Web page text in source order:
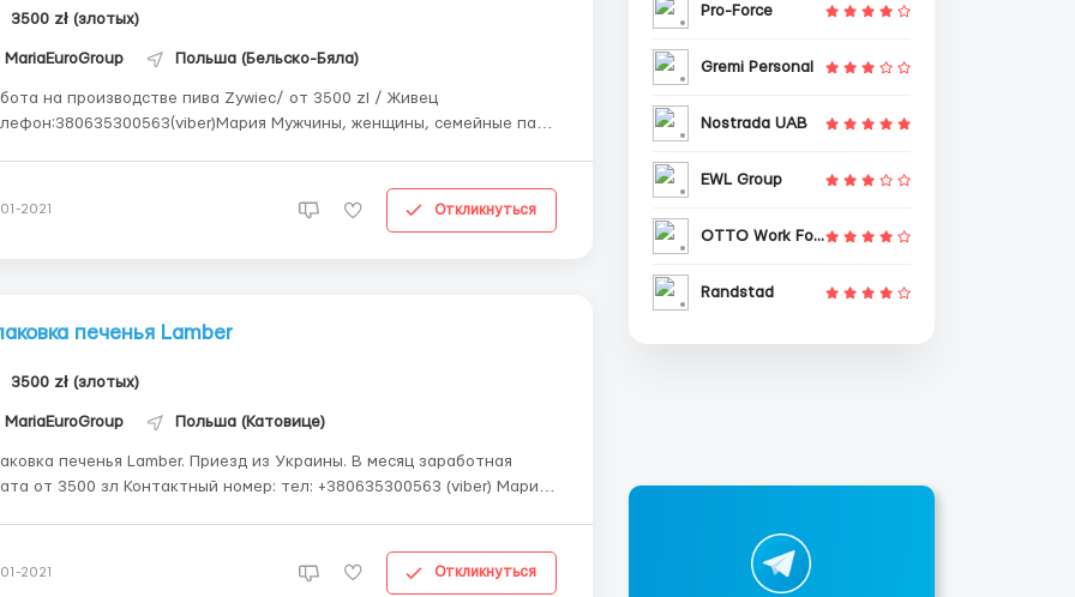
3500 zł (злотых)
MariaEuroGroup Польша (Бельско-Бяла)
на производстве пива Zywiec/ от 3500 zl / Живец
Мужчины, женщины, семейные пары
2021 Откликнуться
печенья Lamber
3500 zł (злотых)
MariaEuroGroup Польша (Катовице)
печенья Lamber. Приезд из Украины. В месяц заработная
зл Контактный номер: тел: +380635300563 (viber) Мария
2021 Откликнуться
Pro-Force
Gremi Personal
Nostrada UAB
EWL Group
OTTO Work Force
Randstad